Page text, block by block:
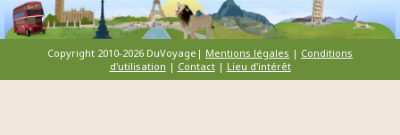
Copyright 2010-2026 DuVoyage| Mentions légales | Conditions
d'utilisation | Contact| Lieu d'intérêt